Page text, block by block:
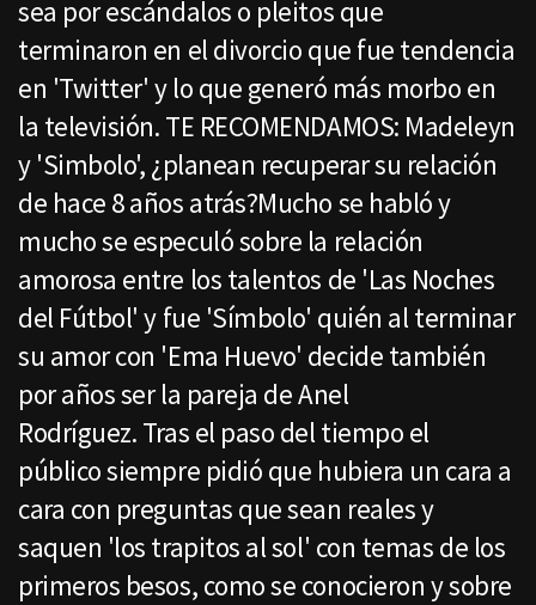
sea por escándalos o pleitos que
terminaron en el divorcio que fue tendencia
en 'Twitter' y lo que generó más morbo en
la televisión. TE RECOMENDAMOS: Madeleyn
y 'Simbolo', ¿planean recuperar su relación
de hace 8 años atrás?Mucho se habló y
mucho se especuló sobre la relación
amorosa entre los talentos de 'Las Noches
del Fútbol' y fue 'Símbolo' quién al terminar
su amor con 'Ema Huevo' decide también
por años ser la pareja de Anel
Rodríguez. Tras el paso del tiempo el
público siempre pidió que hubiera un cara a
cara con preguntas que sean reales y
saquen 'los trapitos al sol' con temas de los
primeros besos, como se conocieron y sobre